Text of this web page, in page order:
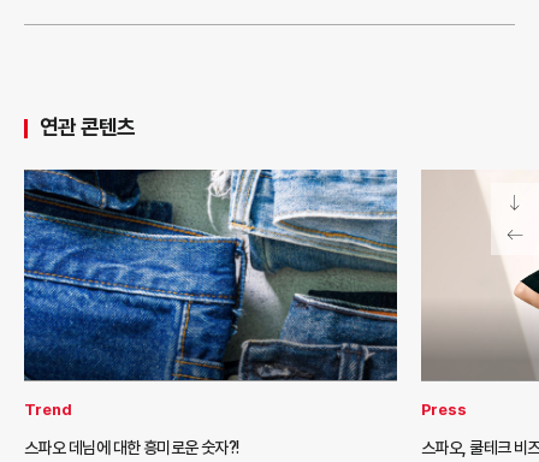
연관 콘텐츠
Trend
스파오 데님에 대한 흥미로운 숫자?!
Press
스파오, 쿨테크 비